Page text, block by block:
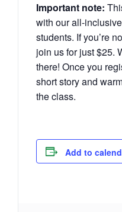
Important note:
with our all-
students. If you’re
join us for just $25.
there! Once you
short story and
the class.
Add to